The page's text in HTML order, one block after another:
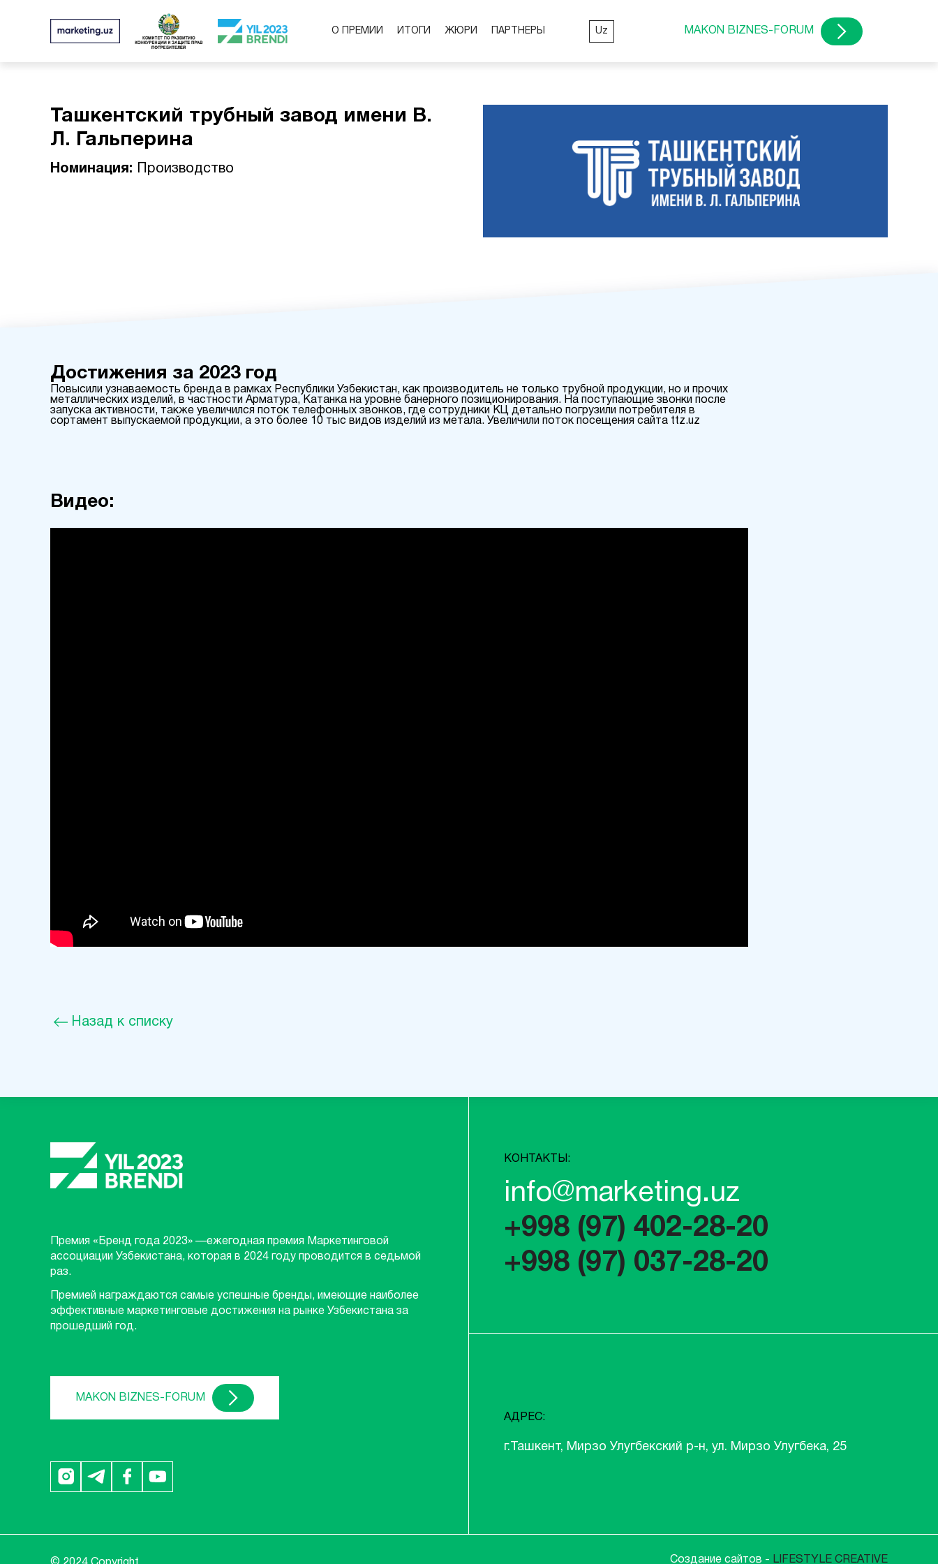
О ПРЕМИИ ИТОГИ ЖЮРИ ПАРТНЕРЫ Uz MAKON BIZNES-FORUM
Ташкентский трубный завод имени В.
Л. Гальперина
Номинация: Производство
Достижения за 2023 год
Повысили узнаваемость бренда в рамках Республики Узбекистан, как производитель не только трубной продукции, но и прочих
металлических изделий, в частности Арматура, Катанка на уровне банерного позиционирования. На поступающие звонки после
запуска активности, также увеличился поток телефонных звонков, где сотрудники КЦ детально погрузили потребителя в
сортамент выпускаемой продукции, а это более 10 тыс видов изделий из метала. Увеличили поток посещения сайта ttz.uz
Видео:
Назад к списку
Премия «Бренд года 2023» —ежегодная премия Маркетинговой
ассоциации Узбекистана, которая в 2024 году проводится в седьмой
раз.
Премией награждаются самые успешные бренды, имеющие наиболее
эффективные маркетинговые достижения на рынке Узбекистана за
прошедший год.
MAKON BIZNES-FORUM
КОНТАКТЫ:
info@marketing.uz
+998 (97) 402-28-20
+998 (97) 037-28-20
АДРЕС:
г.Ташкент, Мирзо Улугбекский р-н, ул. Мирзо Улугбека, 25
Создание сайтов - LIFESTYLE CREATIVE